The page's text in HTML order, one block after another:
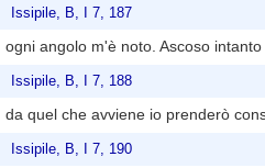
Issipile, B, I 7, 187
ogni angolo m'è noto. Ascoso intanto
Issipile, B, I 7, 188
da quel che avviene io prenderò
Issipile, B, I 7, 190